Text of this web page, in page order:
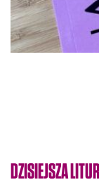
DZISIEJSZA